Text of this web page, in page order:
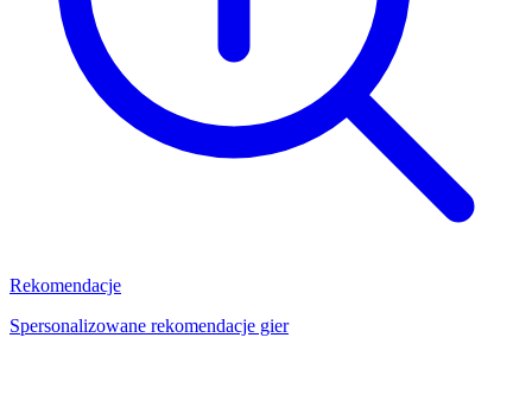
Rekomendacje
Spersonalizowane rekomendacje gier